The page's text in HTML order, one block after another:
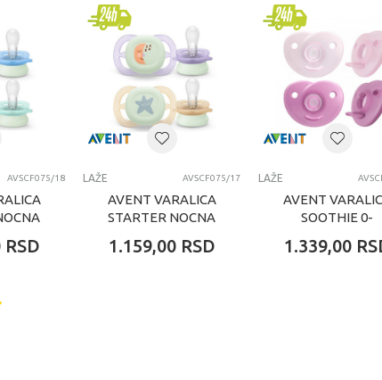
6+ meseci
LAZE
AVSCF075/18
RSD
LAŽE AVSCF075/17
AVENT VARALICA
STARTER NOCNA
(2KOM)DEVOJCICE
1.159,00 RSD
LAŽE
AVENT
SOOTHIE 0-
1.339,00